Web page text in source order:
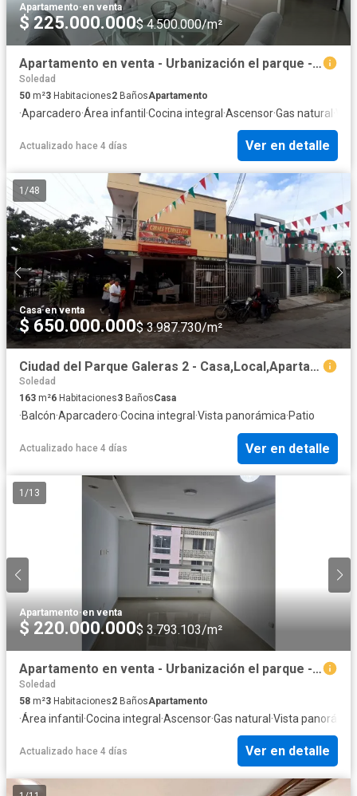
Apartamento·en venta
$ 225.000.000$ 4.500.000/m²
Apartamento en venta - Urbanización el parque - Soledad
Soledad
50 m²3 Habitaciones2 BañosApartamento
·Aparcadero·Área infantil ·Cocina integral ·Ascensor·Gas natural
Actualizado hace 4 días Ver en detalle
1 /48
Casa·en venta
$ 650.000.000$ 3.987.730/m²
Ciudad del Parque Galeras 2 - Casa,Local,Apartamento - Atlantico
Soledad
163 m²6 Habitaciones3 BañosCasa
·Balcón·Aparcadero·Cocina integral ·Vista panorámica·Patio
Actualizado hace 4 días Ver en detalle
1 /13
Apartamento·en venta
$ 220.000.000$ 3.793.103/m²
Apartamento en venta - Urbanización el parque - Soledad
Soledad
58 m²3 Habitaciones2 BañosApartamento
·Área infantil ·Cocina integral ·Ascensor·Gas natural ·Vista
Actualizado hace 4 días Ver en detalle